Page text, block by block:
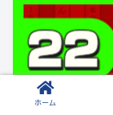
ホーム